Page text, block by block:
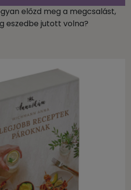
előzd meg a megcsalást,
eszedbe jutott volna?